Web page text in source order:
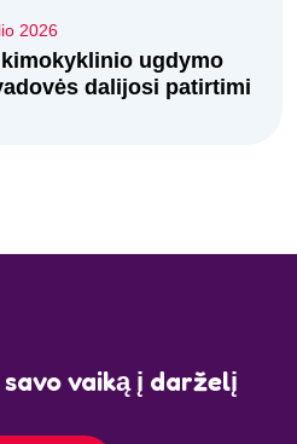
2026
ugdymo
dalijosi patirtimi
vaiką į darželį